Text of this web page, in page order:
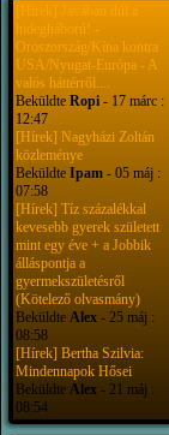
[Hírek] Javában dúl a
hidegháború! -
Oroszország/Kína kontra
USA/Nyugat-Európa - A
valós háttérről....
Beküldte Ropi - 17 márc :
12:47
[Hírek] Nagyházi Zoltán
közleménye
Beküldte Ipam - 05 máj :
07:58
[Hírek] Tíz százalékkal
kevesebb gyerek született
mint egy éve + a Jobbik
álláspontja a
gyermekszületésről
(Kötelező olvasmány)
Beküldte Alex - 25 máj :
08:58
[Hírek] Bertha Szilvia:
Mindennapok Hősei
Beküldte Alex - 21 máj :
08:54